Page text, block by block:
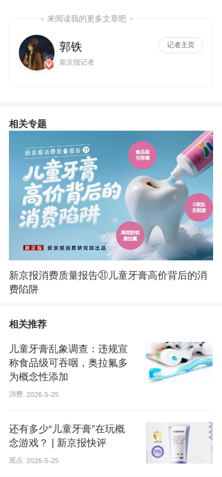
来阅读我的更多文章吧
郭铁
新京报记者
记者主页
相关专题
新京报消费质量报告㉛儿童牙膏高价背后的消
费陷阱
相关推荐
儿童牙膏乱象调查：违规宣
称食品级可吞咽，奥拉氟多
为概念性添加
消费 2026-5-25
还有多少“儿童牙膏”在玩概
念游戏？ | 新京报快评
观点 2026-5-25